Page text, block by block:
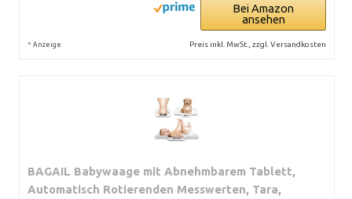
Bei Amazon
ansehen
* Anzeige Preis inkl. MwSt., zzgl. Versandkosten
BAGAIL Babywaage mit Abnehmbarem Tablett,
Automatisch Rotierenden Messwerten, Tara,